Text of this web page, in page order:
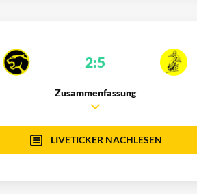
2:5
Zusammenfassung
LIVETICKER NACHLESEN